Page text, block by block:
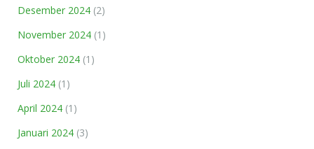
Desember 2024 (2)
November 2024 (1)
Oktober 2024 (1)
Juli 2024 (1)
April 2024 (1)
Januari 2024 (3)